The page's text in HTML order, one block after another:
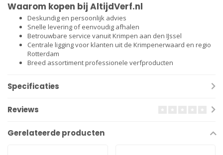
Waarom kopen bij AltijdVerf.nl
Deskundig en persoonlijk advies
Snelle levering of eenvoudig afhalen
Betrouwbare service vanuitKrimpen aan den IJssel
Centrale ligging voor klanten uit de Krimpenerwaard en regio
Rotterdam
Breed assortiment professionele verfproducten
Specificaties
Reviews
Gerelateerde producten